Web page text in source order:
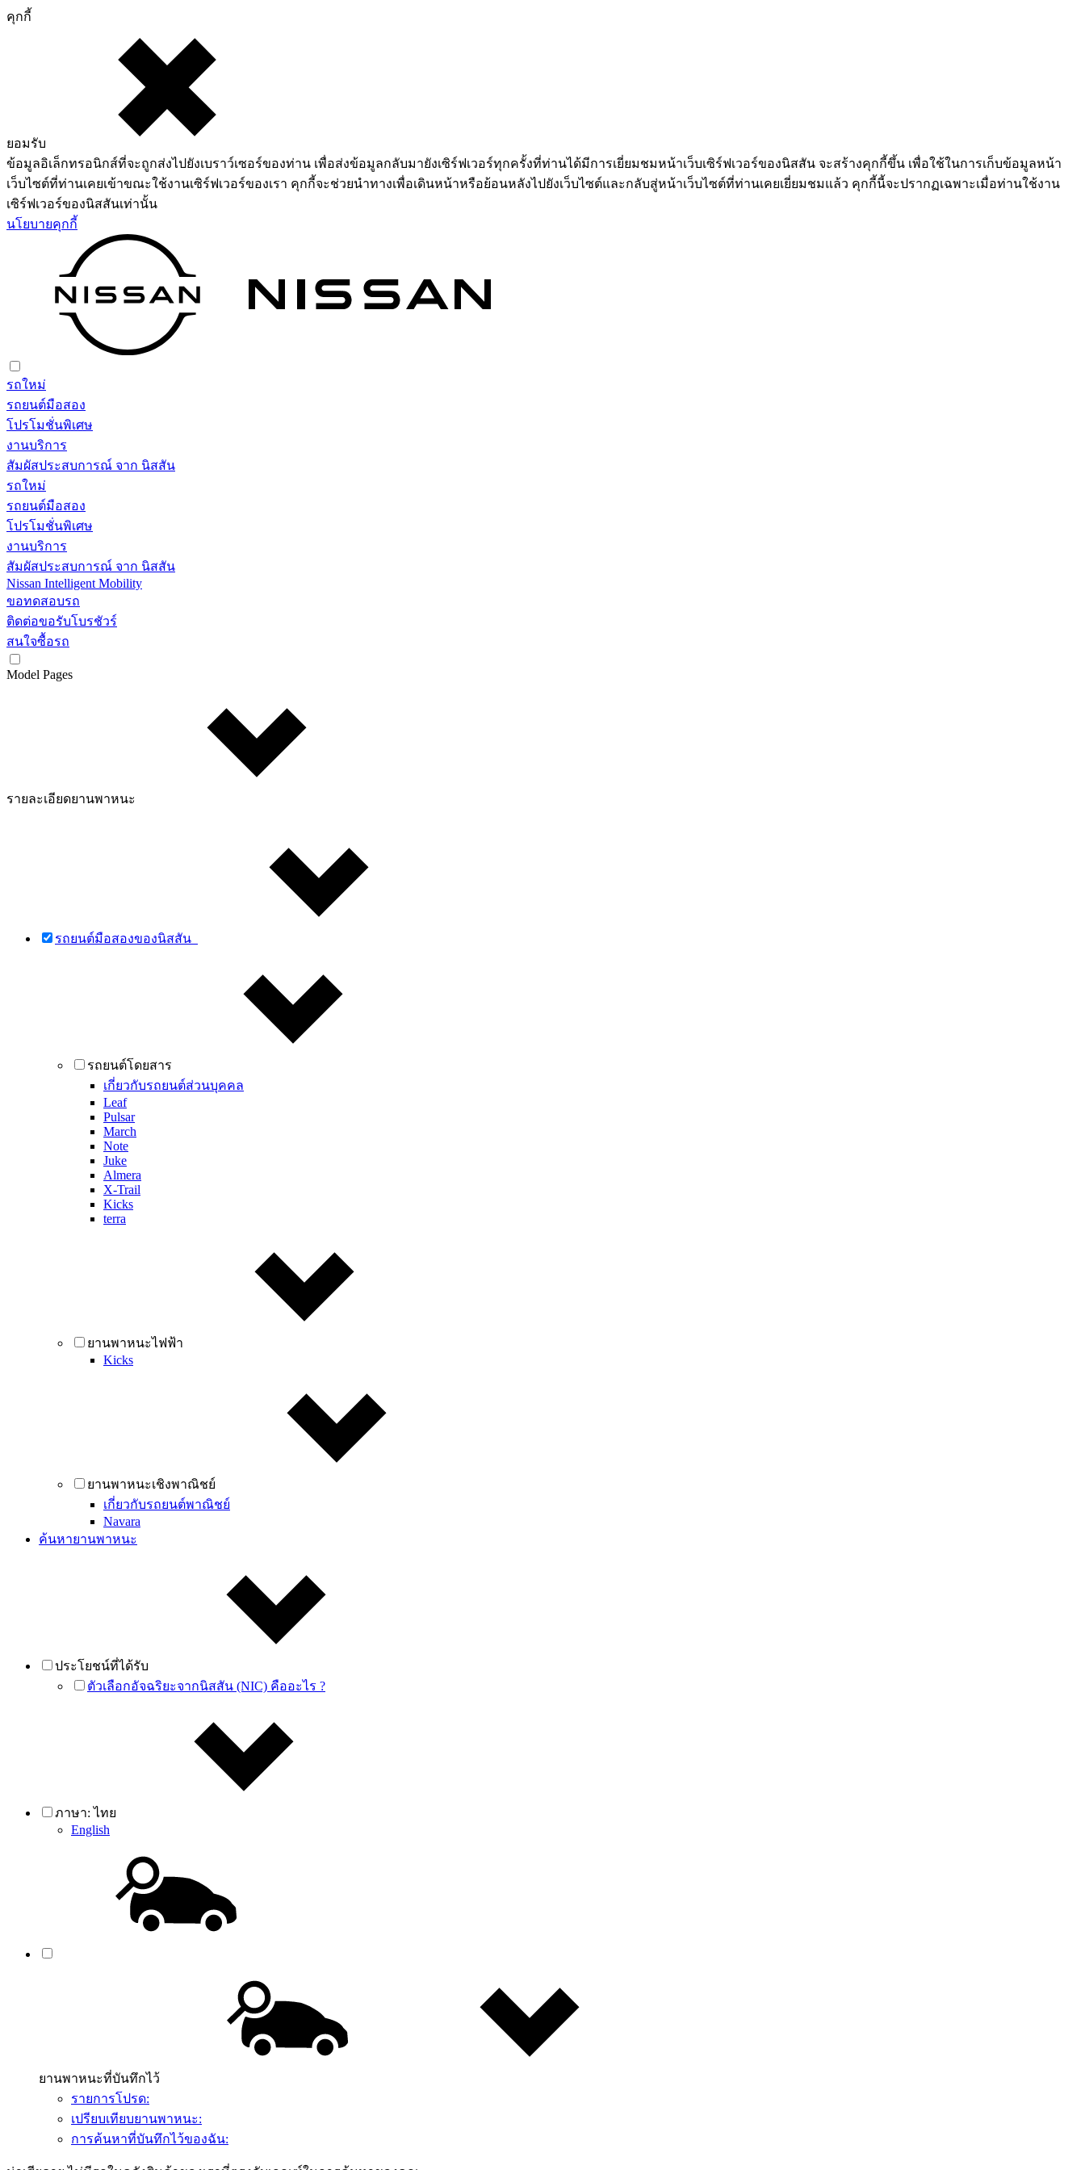
คุกกี้
ยอมรับ
ข้อมูลอิเล็กทรอนิกส์ที่จะถูกส่งไปยังเบราว์เซอร์ของท่าน เพื่อส่งข้อมูลกลับมายังเซิร์ฟเวอร์ทุกครั้งที่ท่านได้มีการเยี่ยมชมหน้าเว็บเซิร์ฟเวอร์ของนิสสัน จะสร้างคุกกี้ขึ้น เพื่อใช้ในการเก็บข้อมูลหน้า
เว็บไซต์ที่ท่านเคยเข้าขณะใช้งานเซิร์ฟเวอร์ของเรา คุกกี้จะช่วยนำทางเพื่อเดินหน้าหรือย้อนหลังไปยังเว็บไซต์และกลับสู่หน้าเว็บไซต์ที่ท่านเคยเยี่ยมชมแล้ว คุกกี้นี้จะปรากฏเฉพาะเมื่อท่านใช้งาน
เซิร์ฟเวอร์ของนิสสันเท่านั้น
นโยบายคุกกี้
รถใหม่
รถยนต์มือสอง
โปรโมชั่นพิเศษ
งานบริการ
สัมผัสประสบการณ์ จาก นิสสัน
รถใหม่
รถยนต์มือสอง
โปรโมชั่นพิเศษ
งานบริการ
สัมผัสประสบการณ์ จาก นิสสัน
Nissan Intelligent Mobility
ขอทดสอบรถ
ติดต่อขอรับโบรชัวร์
สนใจซื้อรถ
Model Pages
รายละเอียดยานพาหนะ
รถยนต์มือสองของนิสสัน
รถยนต์โดยสาร
เกี่ยวกับรถยนต์ส่วนบุคคล
Leaf
Pulsar
March
Note
Juke
Almera
X-Trail
Kicks
terra
ยานพาหนะไฟฟ้า
Kicks
ยานพาหนะเชิงพาณิชย์
เกี่ยวกับรถยนต์พาณิชย์
Navara
ค้นหายานพาหนะ
ประโยชน์ที่ได้รับ
ตัวเลือกอัจฉริยะจากนิสสัน (NIC) คืออะไร ?
ภาษา:ไทย
English
ยานพาหนะที่บันทึกไว้
รายการโปรด:
เปรียบเทียบยานพาหนะ:
การค้นหาที่บันทึกไว้ของฉัน: